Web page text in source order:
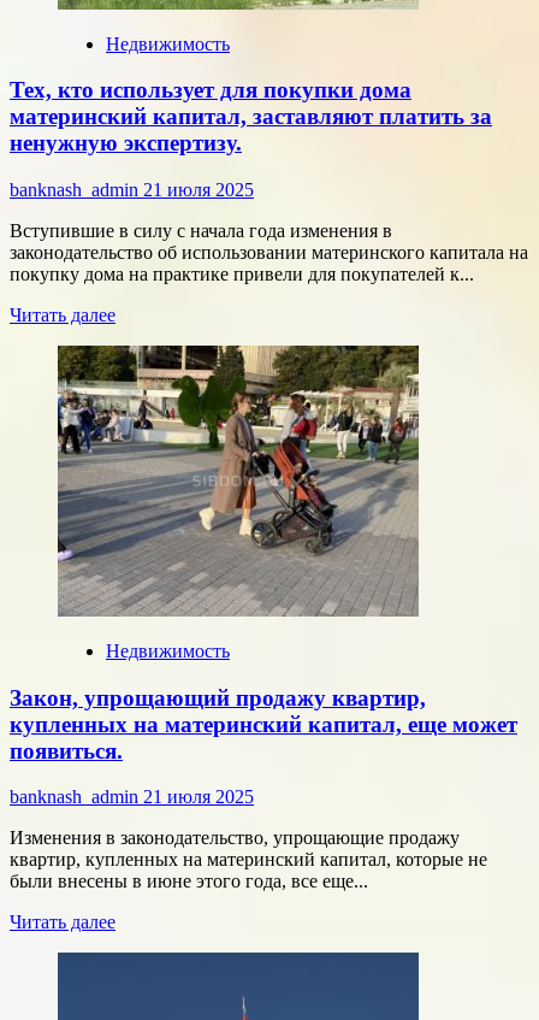
Недвижимость
Тех, кто использует для покупки дома
материнский капитал, заставляют платить за
ненужную экспертизу.
banknash_admin 21 июля 2025
Вступившие в силу с начала года изменения в
законодательство об использовании материнского капитала на
покупку дома на практике привели для покупателей к...
Читать далееПрочитать
о
Тех,
кто
использует
для
покупки
дома
материнский
капитал,
заставляют
платить
за
ненужную
Недвижимость
Закон, упрощающий продажу квартир,
купленных на материнский капитал, еще может
появиться.
banknash_admin 21 июля 2025
Изменения в законодательство, упрощающие продажу
квартир, купленных на материнский капитал, которые не
были внесены в июне этого года, все еще...
Читать далееПрочитать